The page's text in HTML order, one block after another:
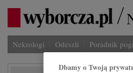
Nekrologi Odeszli Poradnik
Dbamy o Twoją